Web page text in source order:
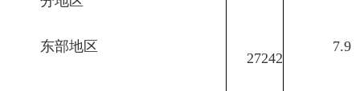
东部地区
27242
7.9